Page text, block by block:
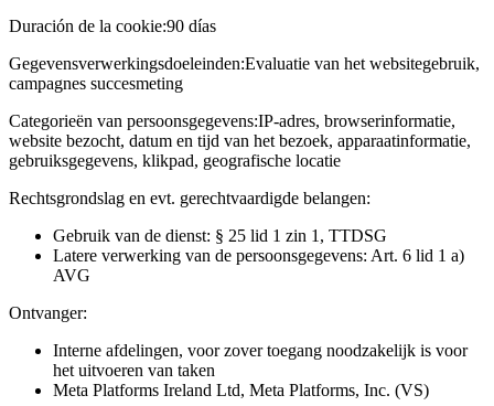
Duración de la cookie:90 días
Gegevensverwerkingsdoeleinden:Evaluatie van het websitegebruik,
campagnes succesmeting
Categorieën van persoonsgegevens:IP-adres, browserinformatie,
website bezocht, datum en tijd van het bezoek, apparaatinformatie,
gebruiksgegevens, klikpad, geografische locatie
Rechtsgrondslag en evt. gerechtvaardigde belangen:
Gebruik van de dienst: § 25 lid 1 zin 1, TTDSG
Latere verwerking van de persoonsgegevens: Art. 6 lid 1 a)
AVG
Ontvanger:
Interne afdelingen, voor zover toegang noodzakelijk is voor
het uitvoeren van taken
Meta Platforms Ireland Ltd, Meta Platforms, Inc. (VS)